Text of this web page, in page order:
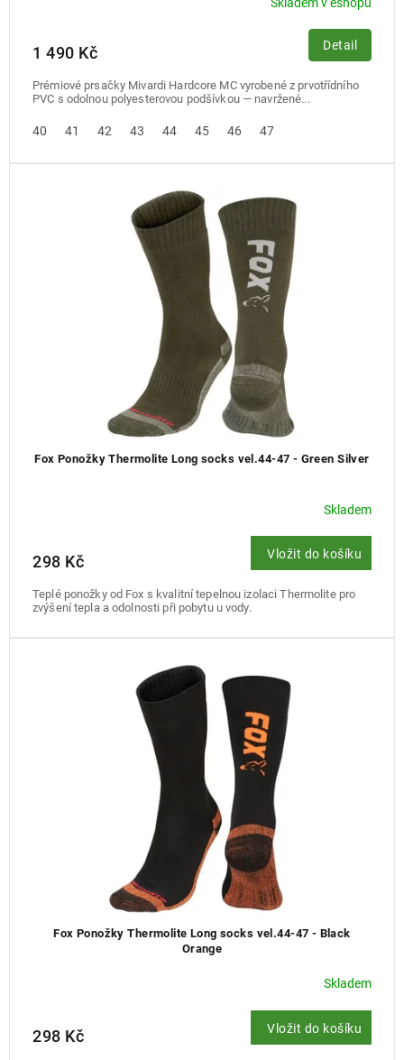
1 490 Kč Detail
Prémiové prsačky Mivardi Hardcore MC vyrobené z prvotřídního
PVC s odolnou polyesterovou podšívkou — navržené...
40 41 42 43 44 45 46 47
Fox Ponožky Thermolite Long socks vel.44-47 - Green Silver
Skladem
298 Kč Vložit do košíku
Teplé ponožky od Fox s kvalitní tepelnou izolaci Thermolite pro
zvýšení tepla a odolnosti při pobytu u vody.
Fox Ponožky Thermolite Long socks vel.44-47 - Black
Orange
Skladem
298 Kč Vložit do košíku